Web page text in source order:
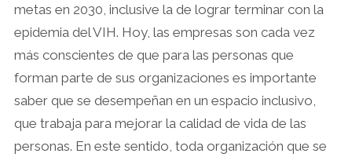
metas en 2030, inclusive la de lograr terminar con la
epidemia del VIH. Hoy, las empresas son cada vez
más conscientes de que para las personas que
forman parte de sus organizaciones es importante
saber que se desempeñan en un espacio inclusivo,
que trabaja para mejorar la calidad de vida de las
personas. En este sentido, toda organización que se